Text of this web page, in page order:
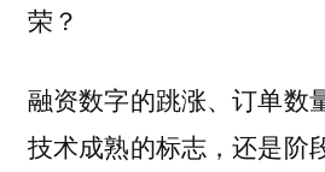
荣？
融资数字的跳涨、订单数
技术成熟的标志，还是阶